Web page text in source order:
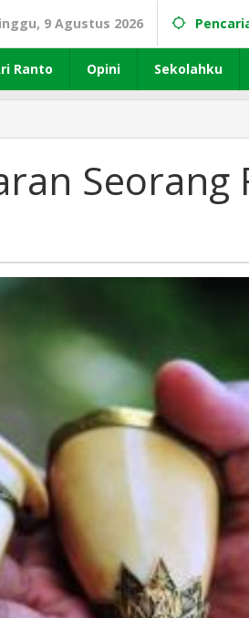
9 Agustus 2026
Ranto Opini Sekolahku
Seorang